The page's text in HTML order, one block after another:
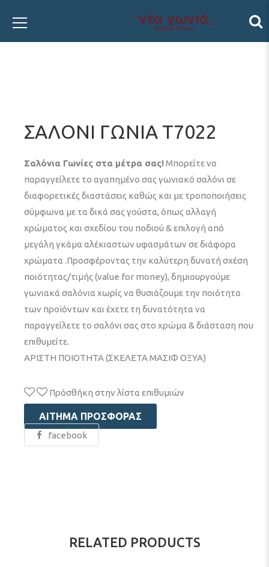
ΣΑΛΟΝΙ ΓΩΝΙΑ Τ7022
Σαλόνια Γωνίες στα μέτρα σας!Μπορείτε να
παραγγείλετε το αγαπημένο σας γωνιακό σαλόνι σε
διαφορετικές διαστάσεις καθώς και με τροποποιήσεις
σύμφωνα με τα δικά σας γούστα, όπως αλλαγή
χρώματος και σχεδίου του ποδιού & επιλογή από
μεγάλη γκάμα αλέκιαστων υφασμάτων σε διάφορα
χρώματα .Προσφέροντας την καλύτερη δυνατή σχέση
ποιότητας/τιμής (value for money), δημιουργούμε
γωνιακά σαλόνια χωρίς να θυσιάζουμε την ποιότητα
των προϊόντων και έχετε τη δυνατότητα να
παραγγείλετε το σαλόνι σας στο χρώμα & διάσταση που
επιθυμείτε.
ΑΡΙΣΤΗ ΠΟΙΟΤΗΤΑ (ΣΚΕΛΕΤΑ ΜΑΣΙΦ ΟΞΥΑ)
Πρόσθήκη στην λίστα επιθυμιών
ΑΊΤΗΜΑ ΠΡΟΣΦΟΡΆΣ
facebook
RELATED PRODUCTS